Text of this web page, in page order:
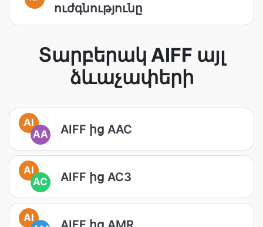
ուժգնությունը
Տարբերակ AIFF այլ
ձևաչափերի
AI
AA
AIFF ից AAC
AI
AC
AIFF ից AC3
AI